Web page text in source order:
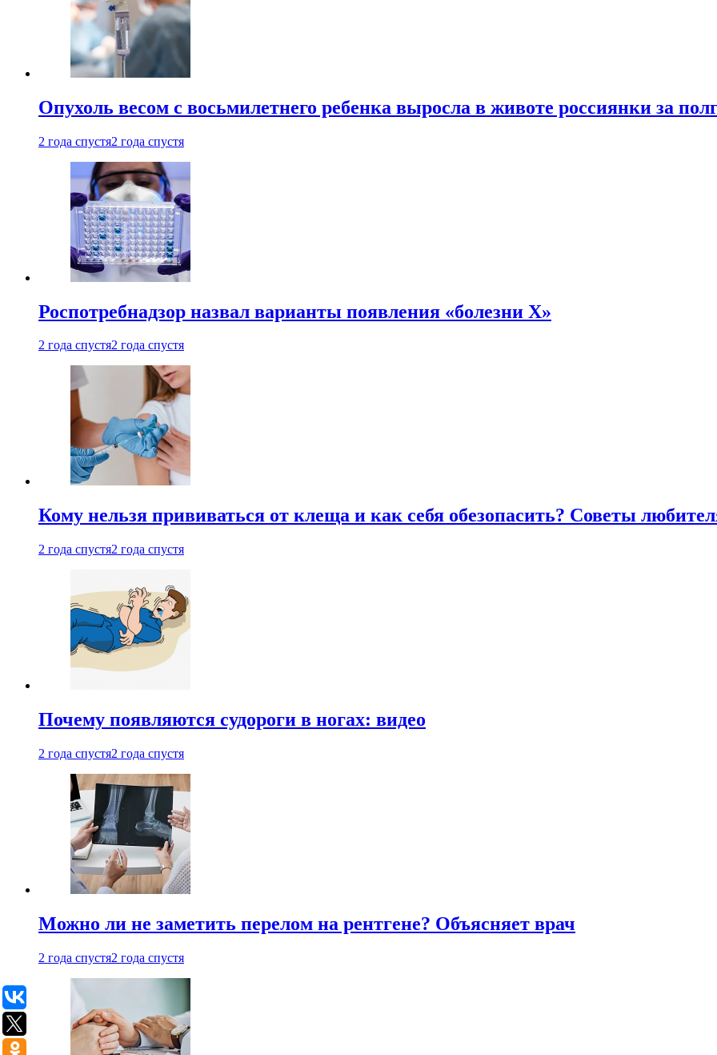
Опухоль весом с восьмилетнего ребенка выросла в животе россиянки за
2 года спустя2 года спустя
Роспотребнадзор назвал варианты появления «болезни Х»
2 года спустя2 года спустя
Кому нельзя прививаться от клеща и как себя обезопасить? Советы
2 года спустя2 года спустя
Почему появляются судороги в ногах: видео
2 года спустя2 года спустя
Можно ли не заметить перелом на рентгене? Объясняет врач
2 года спустя2 года спустя